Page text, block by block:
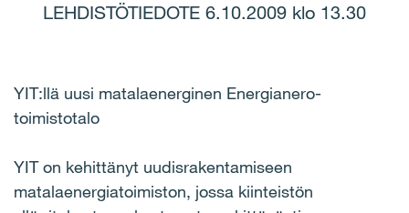
LEHDISTÖTIEDOTE 6.10.2009 klo 13.30
YIT:llä uusi matalaenerginen Energianero-
toimistotalo
YIT on kehittänyt uudisrakentamiseen
matalaenergiatoimiston, jossa kiinteistön